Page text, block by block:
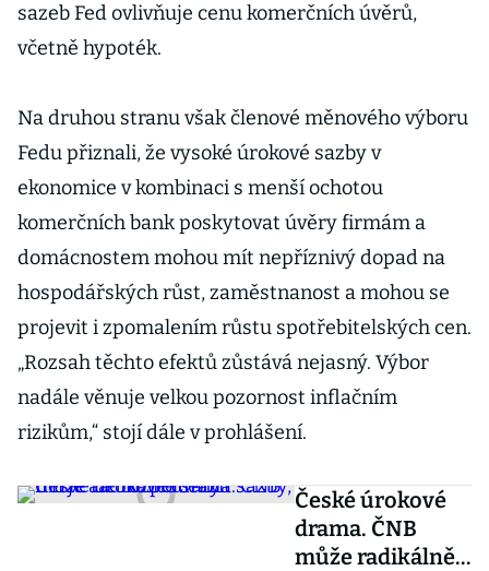
sazeb Fed ovlivňuje cenu komerčních úvěrů,
včetně hypoték.
Na druhou stranu však členové měnového výboru
Fedu přiznali, že vysoké úrokové sazby v
ekonomice v kombinaci s menší ochotou
komerčních bank poskytovat úvěry firmám a
domácnostem mohou mít nepříznivý dopad na
hospodářských růst, zaměstnanost a mohou se
projevit i zpomalením růstu spotřebitelských cen.
„Rozsah těchto efektů zůstává nejasný. Výbor
nadále věnuje velkou pozornost inflačním
rizikům,“ stojí dále v prohlášení.
České úrokové
drama. ČNB
může radikálně